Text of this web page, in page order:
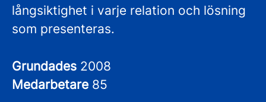
långsiktighet i varje relation och lösning
som presenteras.
Grundades 2008
Medarbetare 85